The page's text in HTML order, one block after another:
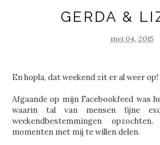
GERDA &
mei 04, 2015
En hopla, dat weekend zit er al weer op!
Afgaande op mijn Facebookfeed was
waarin tal van mensen fijne
weekendbestemmingen
momenten met mij te willen delen.